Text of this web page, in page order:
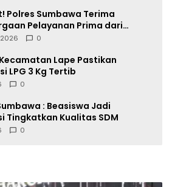
Polres Sumbawa Terima
Pelayanan Prima dari
0
Lape Pastikan
LPG 3 Kg Tertib
0
: Beasiswa Jadi
Tingkatkan Kualitas SDM
0